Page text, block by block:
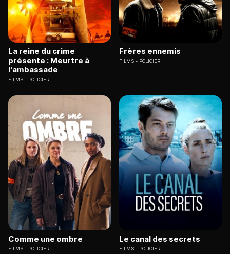
La reine du crime
présente : Meurtre à
l'ambassade
FILMS POLICIER
Frères ennemis
FILMS POLICIER
Comme une ombre
FILMS POLICIER
Le canal des secrets
FILMS POLICIER